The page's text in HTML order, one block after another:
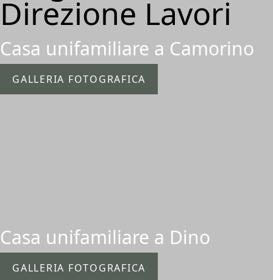
Direzione Lavori
Casa unifamiliare a Camorino
GALLERIA FOTOGRAFICA
Casa unifamiliare a Dino
GALLERIA FOTOGRAFICA